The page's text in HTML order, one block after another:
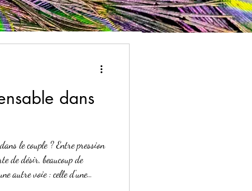
dans
le couple ? Entre pression
de désir, beaucoup de
autre voie : celle d'une